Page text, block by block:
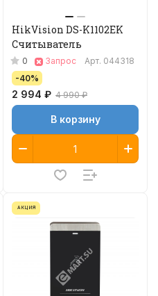
HikVision DS-K1102EK
Считыватель
0 Запрос Арт. 044318
-40%
2 994 ₽ 4 990 ₽
В корзину
АКЦИЯ